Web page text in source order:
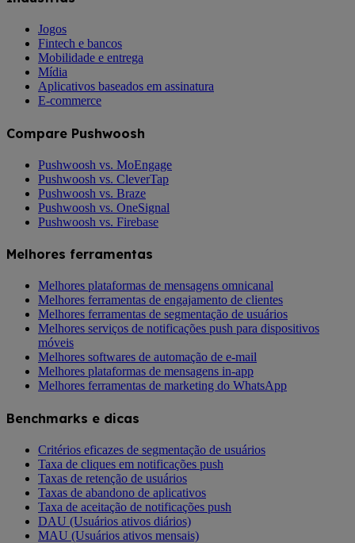
Jogos
Fintech e bancos
Mobilidade e entrega
Mídia
Aplicativos baseados em assinatura
E-commerce
Compare Pushwoosh
Pushwoosh vs. MoEngage
Pushwoosh vs. CleverTap
Pushwoosh vs. Braze
Pushwoosh vs. OneSignal
Pushwoosh vs. Firebase
Melhores ferramentas
Melhores plataformas de mensagens omnicanal
Melhores ferramentas de engajamento de clientes
Melhores ferramentas de segmentação de usuários
Melhores serviços de notificações push para dispositivos
móveis
Melhores softwares de automação de e-mail
Melhores plataformas de mensagens in-app
Melhores ferramentas de marketing do WhatsApp
Benchmarks e dicas
Critérios eficazes de segmentação de usuários
Taxa de cliques em notificações push
Taxas de retenção de usuários
Taxas de abandono de aplicativos
Taxa de aceitação de notificações push
DAU (Usuários ativos diários)
MAU (Usuários ativos mensais)